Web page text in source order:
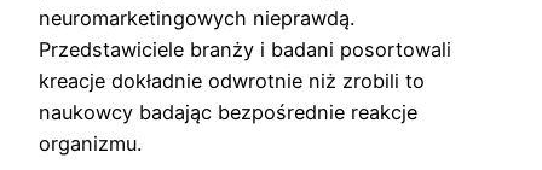
neuromarketingowych nieprawdą.
Przedstawiciele branży i badani posortowali
kreacje dokładnie odwrotnie niż zrobili to
naukowcy badając bezpośrednie reakcje
organizmu.